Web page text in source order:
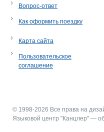
Вопрос-ответ
Как оформить поездку
Карта сайта
Пользовательское
соглашение
© 1998-2026 Все права на
Языковой центр "Канцлер" —